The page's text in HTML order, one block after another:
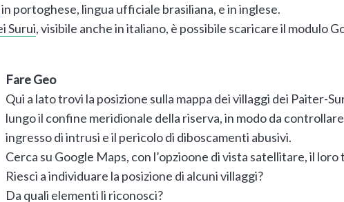
portoghese, lingua ufficiale brasiliana, e in inglese.
Surui, visibile anche in italiano, è possibile scaricare il modulo
Fare Geo
Qui a lato trovi la posizione sulla mappa dei villaggi dei Paiter-
lungo il confine meridionale della riserva, in modo da
ingresso di intrusi e il pericolo di diboscamenti abusivi.
Cerca su Google Maps, con l’opzioone di vista satellitare, il
Riesci a individuare la posizione di alcuni villaggi?
Da quali elementi li riconosci?